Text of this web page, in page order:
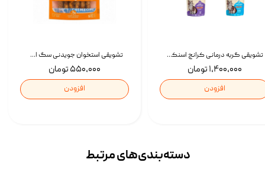
تشویقی استخوان جویدنی سگ اسنکی کرانچی با طعم مرغ Snacky Crunchy Munchy وزن 100 گرم
۵۵۰,۰۰۰ تومان
افزودن
تشویقی گربه درمانی کرانچ اسنکی با طعم میکس Snacky Crunch Cat Treats وزن 60 گرم بسته 4 عددی
۱,۴۰۰,۰۰۰ تومان
افزودن
دسته‌بندی‌‌های مرتبط